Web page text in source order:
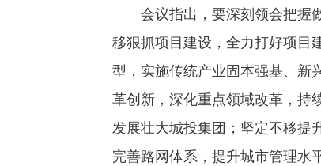
会议指出，要深刻领会把握做
移狠抓项目建设，全力打好项目
型，实施传统产业固本强基、新
革创新，深化重点领域改革，持
发展壮大城投集团；坚定不移提
完善路网体系，提升城市管理水